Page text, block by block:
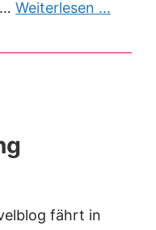
Weiterlesen …
fährt in